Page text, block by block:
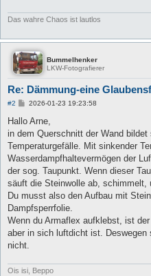
Das wahre Chaos ist lautlos
Bummelhenker
LKW-Fotografierer
Re: Dämmung-eine
#2
B
i
r
a
g
2026-01-23 19:23:58
Hallo Arne,
in dem Querschnitt der Wand
Temperaturgefälle. Mit sinkender
Wasserdampfhaltevermögen der
der sog. Taupunkt. Wenn dieser
säuft die Steinwolle ab, schimmelt,
Du musst also den Aufbau mit
Dampfsperrfolie.
Wenn du Armaflex aufklebst, ist
aber in sich luftdicht ist.
nicht.
Ois isi, Beppo